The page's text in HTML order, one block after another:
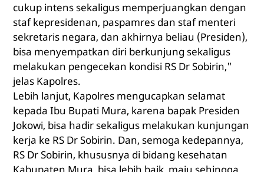
cukup intens sekaligus memperjuangkan dengan
staf kepresidenan, paspamres dan staf menteri
sekretaris negara, dan akhirnya beliau (Presiden),
bisa menyempatkan diri berkunjung sekaligus
melakukan pengecekan kondisi RS Dr Sobirin,"
jelas Kapolres.
Lebih lanjut, Kapolres mengucapkan selamat
kepada Ibu Bupati Mura, karena bapak Presiden
Jokowi, bisa hadir sekaligus melakukan kunjungan
kerja ke RS Dr Sobirin. Dan, semoga kedepannya,
RS Dr Sobirin, khususnya di bidang kesehatan